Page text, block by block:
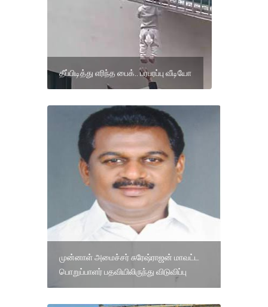
தீப்பிடித்து எரிந்த பைக்.. பரபரப்பு வீடியோ
முன்னாள் அமைச்சர் சுரேஷ்ராஜன் மாவட்ட
பொறுப்பாளர் பதவியிலிருந்து விடுவிப்பு